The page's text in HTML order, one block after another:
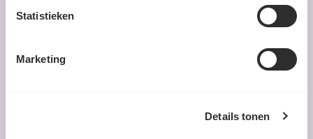
Statistieken
Marketing
Details tonen